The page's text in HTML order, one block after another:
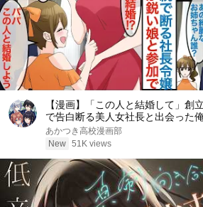
【漫画】「この人と結婚して」創
で告白断る美人女社長と出会った
していたが勘鋭いの娘の提案で彼
と思ったらなぜか成功して嫁にな
あかつき高校漫画部
New 51K views